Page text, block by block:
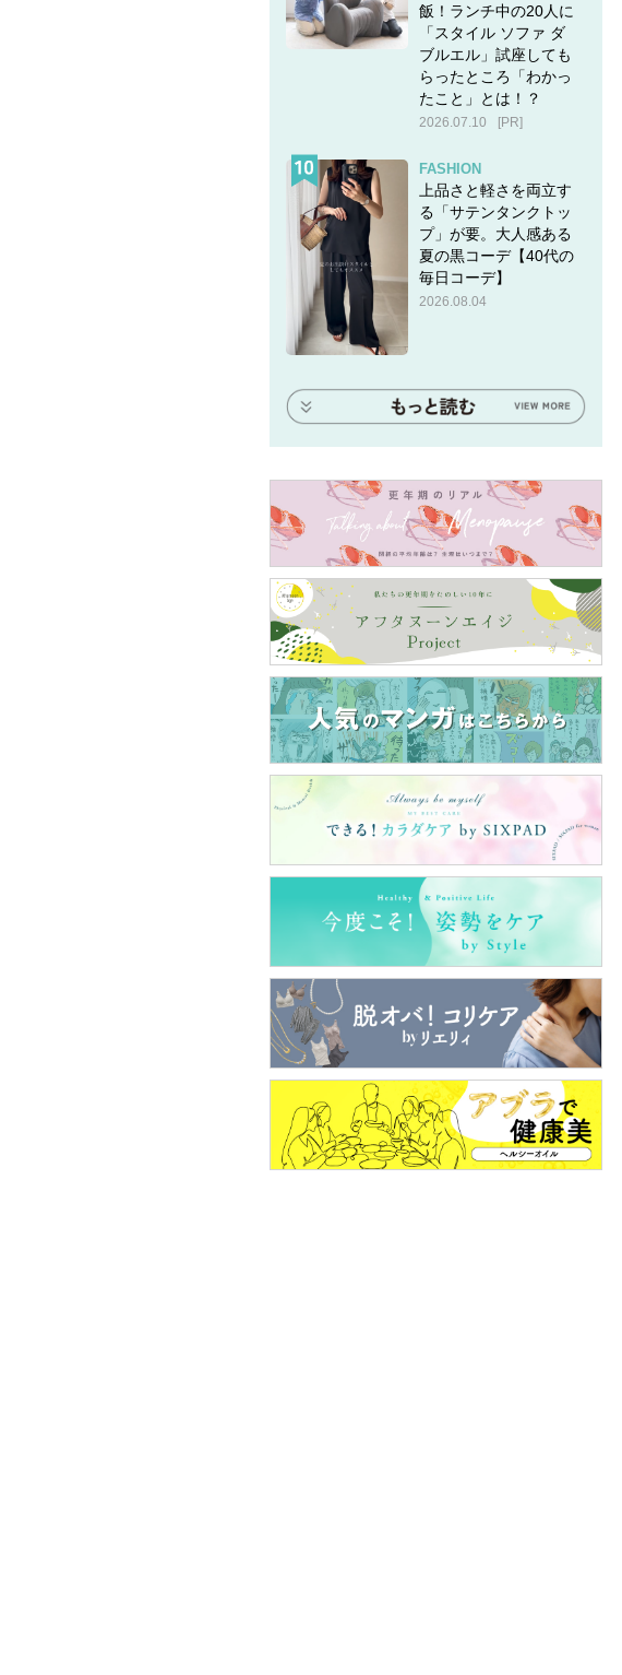
飯！ランチ中の20人に
「スタイル ソファ ダ
ブルエル」試座しても
らったところ「わかっ
たこと」とは！？
2026.07.10 [PR]
FASHION
上品さと軽さを両立す
る「サテンタンクトッ
プ」が要。大人感ある
夏の黒コーデ【40代の
毎日コーデ】
2026.08.04